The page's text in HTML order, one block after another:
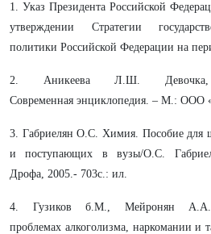
1. Указ Президента Российской
утверждении Стратегии
политики Российской Федерации на
2. Аникеева Л.Ш. Девочка,
Современная энциклопедия. – М.: ООО
3. Габриелян О.С. Химия. Пособие для
ипоступающих в вузы/О.С.
Дрофа, 2005.- 703с.: ил.
4. Гузиков б.М., Мейронян
проблемах алкоголизма, наркомании и